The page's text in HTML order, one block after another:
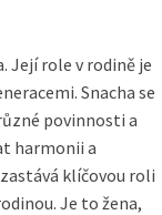
Její role v rodině je
Snacha se
povinnosti a
harmonii a
klíčovou roli
Je to žena,